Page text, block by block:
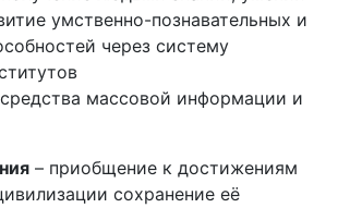
умственно-познавательных и
через систему
массовой информации и
– приобщение к достижениям
сохранение её